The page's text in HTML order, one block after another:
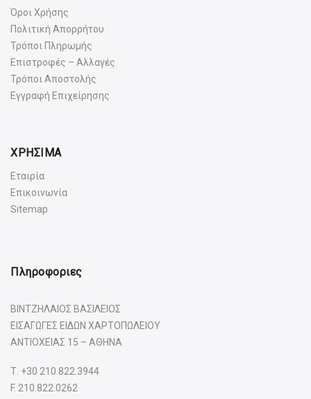
Όροι Χρήσης
Πολιτική Απορρήτου
Τρόποι Πληρωμής
Επιστροφές – Αλλαγές
Τρόποι Αποστολής
Εγγραφή Επιχείρησης
ΧΡΗΣΙΜΑ
Εταιρία
Επικοινωνία
Sitemap
Πληροφοριες
ΒΙΝΤΖΗΛΑΙΟΣ ΒΑΣΙΛΕΙΟΣ
ΕΙΣΑΓΩΓΕΣ ΕΙΔΩΝ ΧΑΡΤΟΠΩΛΕΙΟΥ
ΑΝΤΙΟΧΕΙΑΣ 15 – ΑΘΗΝΑ
Τ. +30 210.822.3944
F. 210.822.0262